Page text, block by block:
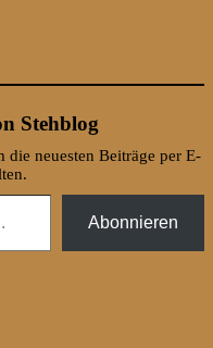
Stehblog
neuesten Beiträge per E-
Abonnieren